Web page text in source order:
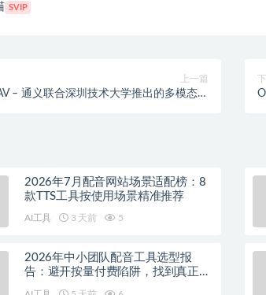
SVIP
上一篇
– 通义联合深圳技术大学推出的多模态语
2026年7月配音网站场景适配榜：8
款TTS工具按使用场景精准推荐
AI工具 3 天前 5
2026年中小团队配音工具选型报
告：避开按量付费陷阱，找到真正的